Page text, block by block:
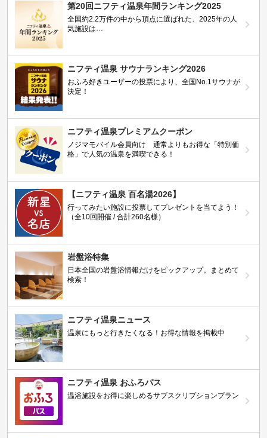
第20回ニフティ温泉年間ランキング2025
全国約2.2万件の中から頂点に選ばれた、2025年の人
気施設は…
ニフティ温泉 サウナランキング2026
おふろ好きユーザーの投票により、全国No.1サウナが
決定！
ニフティ温泉プレミアムクーポン
ノジマモバイル会員向け 通常よりもお得な「特別価
格」で人気の温泉を満喫できる！
【ニフティ温泉 百名湯2026】
行ってみたい施設に投票してプレゼントを当てよう！
（全10回開催 / 合計260名様）
岩盤浴特集
日本全国の岩盤浴情報だけをピックアップ。まとめて
検索！
ニフティ温泉ニュース
温泉にもっと行きたくなる！お得な情報を掲載中
ニフティ温泉 おふろパス
温浴施設をお得に楽しめるサブスクリプションプラン